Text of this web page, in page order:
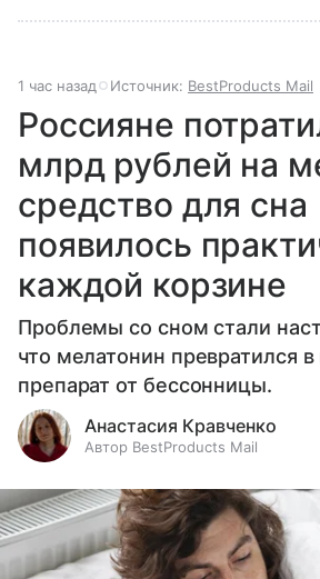
1 час назад Источник: BestProducts Mail
Россияне
млрд рублей на
средство для сна
появилось
каждой корзине
Проблемы со сном стали
что мелатонин превратился
препарат от бессонницы.
Анастасия Кравченко
Автор BestProducts Mail